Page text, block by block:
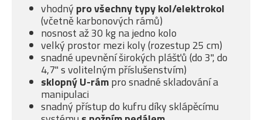
vhodný pro všechny typy kol/elektrokol
(včetně karbonových rámů)
nosnost až 30 kg na jedno kolo
velký prostor mezi koly (rozestup 25 cm)
snadné upevnění širokých plášťů (do 3", do
4,7" s volitelným příslušenstvím)
sklopný U-rámpro snadné skladování a
manipulaci
snadný přístup do kufru díky sklápěcímu